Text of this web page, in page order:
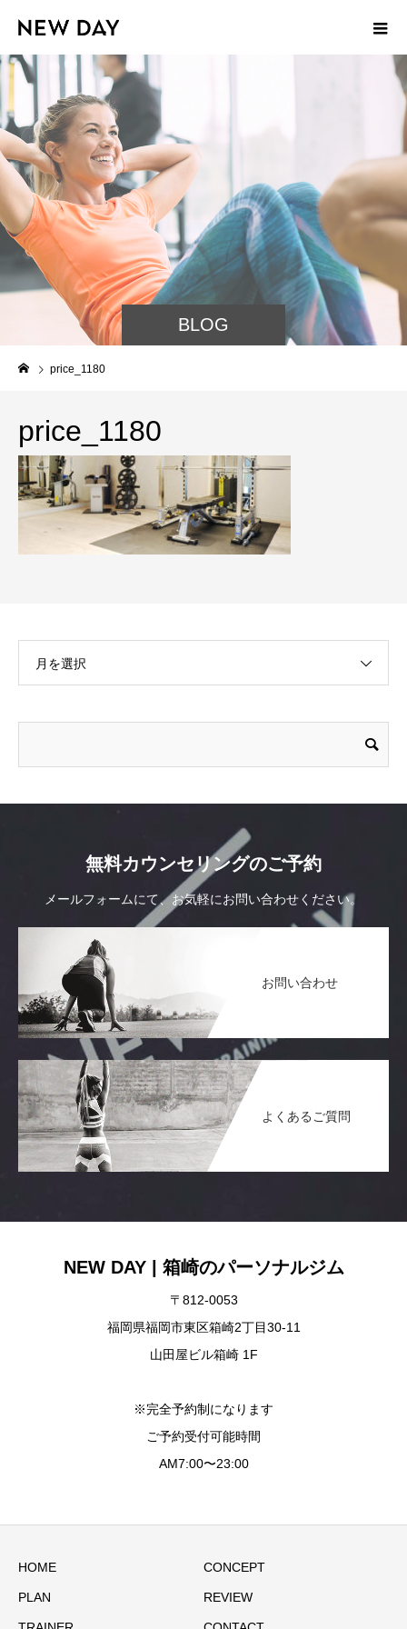
BLOG
price_1180
price_1180
月を選択
無料カウンセリングのご予約
メールフォームにて、お気軽にお問い合わせください。
お問い合わせ
よくあるご質問
NEW DAY | 箱崎のパーソナルジム
〒812-0053
福岡県福岡市東区箱崎2丁目30-11
山田屋ビル箱崎 1F
※完全予約制になります
ご予約受付可能時間
AM7:00〜23:00
HOME CONCEPT
PLAN REVIEW